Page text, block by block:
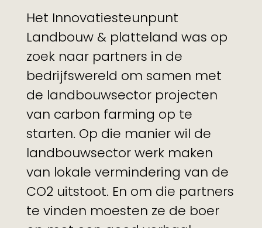
Het Innovatiesteunpunt
Landbouw & platteland was op
zoek naar partners in de
bedrijfswereld om samen met
de landbouwsector projecten
van carbon farming op te
starten. Op die manier wil de
landbouwsector werk maken
van lokale vermindering van de
CO2 uitstoot. En om die partners
te vinden moesten ze de boer